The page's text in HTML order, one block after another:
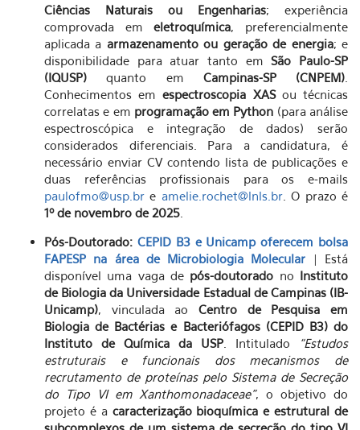
Ciências Naturais ou Engenharias; experiência
comprovada emeletroquímica, preferencialmente
aplicada a armazenamento ou geração de energia; e
disponibilidade para atuar tanto emSão Paulo-SP
(IQUSP) quanto em Campinas-SP (CNPEM)
Conhecimentos emespectroscopia XASou técnicas
correlatas e em programação em Python (para análise
espectroscópica e integração de dados) serão
considerados diferenciais. Para a candidatura, é
necessário enviar CV contendo lista de publicações e
duas referências profissionais para os e-mails
paulofmo@usp.br e amelie.rochet@lnls.br. O prazo é
1º de novembro de 2025
Pós-Doutorado: CEPID B3 e Unicamp oferecem bolsa
FAPESP na área de Microbiologia Molecular
| Está
disponível uma vaga de pós-doutorado no Instituto
de Biologia da Universidade Estadual de Campinas (IB-
Unicamp), vinculada ao Centro de Pesquisa em
Biologia de Bactérias e Bacteriófagos (CEPID B3) do
Instituto de Química da USP . Intitulado
“Estudos
estruturais e funcionais dos mecanismos de
recrutamento de proteínas pelo Sistema de Secreção
do Tipo VI em Xanthomonadaceae”, o objetivo do
projeto é a caracterização bioquímica e estrutural de